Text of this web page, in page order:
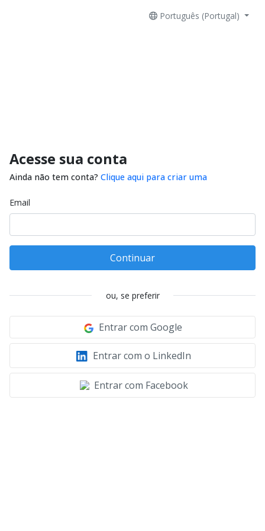
Português (Portugal)
Acesse sua conta
Ainda não tem conta? Clique aqui para criar uma
Email
Continuar
ou, se preferir
Entrar com Google
Entrar com o LinkedIn
Entrar com Facebook